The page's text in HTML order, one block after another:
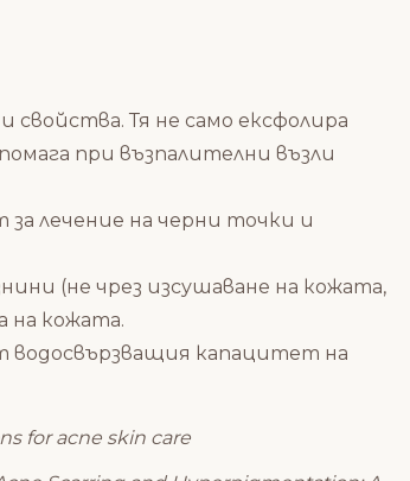
Тя не само ексфолира
при възпалителни възли
лечение на черни точки и
(не чрез изсушаване на кожата,
на кожата.
водосвързващия капацитет на
for acne skin care